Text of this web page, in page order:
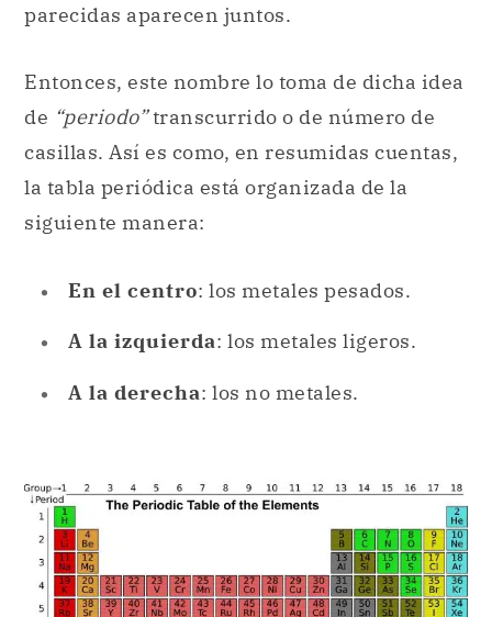
casillas. Así es como, en resumidas cuentas,
siguiente manera:
En el centro: los metales pesados.
A la izquierda